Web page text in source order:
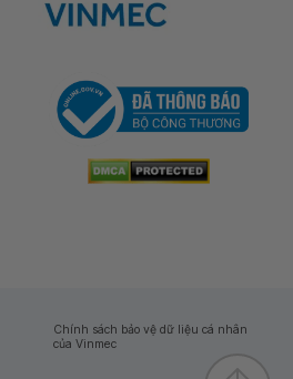
Chính sách bảo vệ dữ liệu cá nhân
của Vinmec